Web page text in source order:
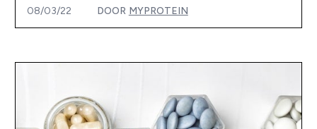
08/03/22 DOOR MYPROTEIN